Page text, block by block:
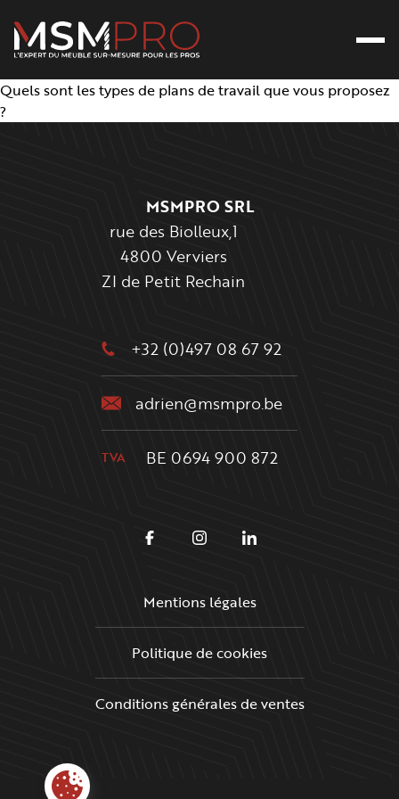
Quels sont les types de plans de travail que vous proposez
?
MSMPRO SRL
rue des Biolleux,1
4800 Verviers
ZI de Petit Rechain
+32 (0)497 08 67 92
adrien@msmpro.be
TVA BE 0694 900 872
FacebookInstagramLinkedin
RGPD
Mentions légales
Politique de cookies
Conditions générales de ventes